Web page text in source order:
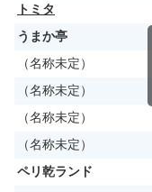
トミタ
うまか亭
（名称未定）
（名称未定）
（名称未定）
（名称未定）
ペリ乾ランド